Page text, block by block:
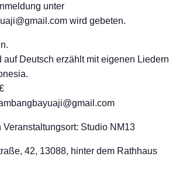
unter
wird gebeten.
auf Deutsch erzählt mit eigenen Liedern
Veranstaltungsort: Studio NM13
42, 13088, hinter dem Rathhaus